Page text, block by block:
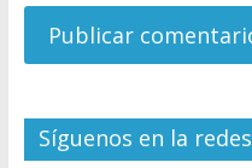
Síguenos en la redes